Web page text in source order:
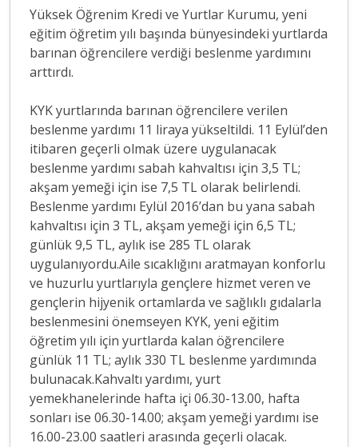
Yüksek Öğrenim Kredi ve Yurtlar Kurumu, yeni
eğitim öğretim yılı başında bünyesindeki yurtlarda
barınan öğrencilere verdiği beslenme yardımını
arttırdı.
KYK yurtlarında barınan öğrencilere verilen
beslenme yardımı 11 liraya yükseltildi. 11 Eylül’den
itibaren geçerli olmak üzere uygulanacak
beslenme yardımı sabah kahvaltısı için 3,5 TL;
akşam yemeği için ise 7,5 TL olarak belirlendi.
Beslenme yardımı Eylül 2016’dan bu yana sabah
kahvaltısı için 3 TL, akşam yemeği için 6,5 TL;
günlük 9,5 TL, aylık ise 285 TL olarak
uygulanıyordu.Aile sıcaklığını aratmayan konforlu
ve huzurlu yurtlarıyla gençlere hizmet veren ve
gençlerin hijyenik ortamlarda ve sağlıklı gıdalarla
beslenmesini önemseyen KYK, yeni eğitim
öğretim yılı için yurtlarda kalan öğrencilere
günlük 11 TL; aylık 330 TL beslenme yardımında
bulunacak.Kahvaltı yardımı, yurt
yemekhanelerinde hafta içi 06.30-13.00, hafta
sonları ise 06.30-14.00; akşam yemeği yardımı ise
16.00-23.00 saatleri arasında geçerli olacak.